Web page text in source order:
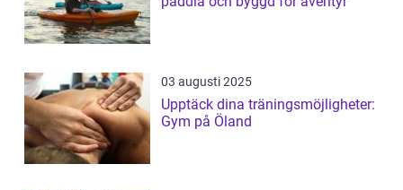
03 augusti 2025
Upptäck dina träningsmöjligheter:
Gym på Öland